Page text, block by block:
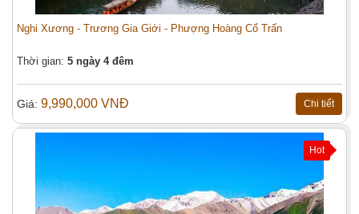
Nghi Xương - Trương Gia Giới - Phượng Hoàng Cổ Trấn
Thời gian: 5 ngày 4 đêm
Giá: 9,990,000 VNĐ Chi tiết
Hot